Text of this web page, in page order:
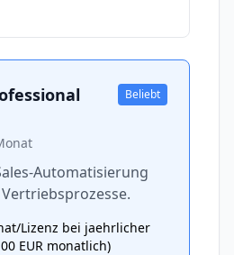
Beliebt
Automatisierung
Lizenz bei jaehrlicher
EUR monatlich)